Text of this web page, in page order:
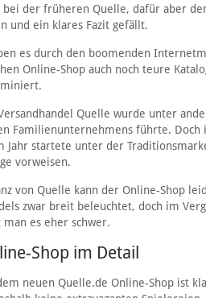
bei der früheren Quelle, dafür aber
und ein klares Fazit gefällt.
es durch den boomenden
Online-Shop auch noch teure
Quelle wurde unter
Familienunternehmens führte. Doch
Jahr startete unter der
vorweisen.
von Quelle kann der Online-Shop
zwar breit beleuchtet, doch im
es eher schwer.
Shop im Detail
neuen Quelle.de Online-Shop ist